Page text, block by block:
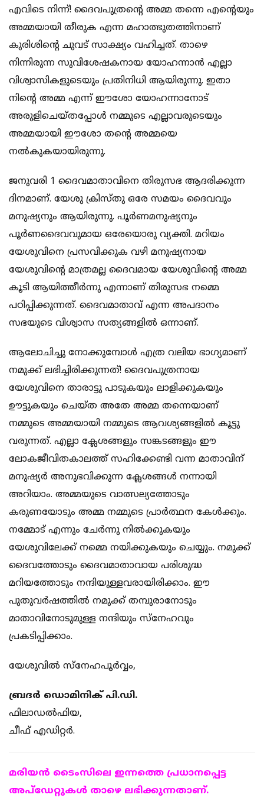
എവിടെ നിന്ന്! ദൈവപുത്രന്റെ അമ്മ തന്നെ എന്റെയും
അമ്മയായി തീരുക എന്ന മഹാത്ഭുതത്തിനാണ്
കുരിശിന്റെ ചുവട് സാക്ഷ്യം വഹിച്ചത്. താഴെ
നിന്നിരുന്ന സുവിശേഷകനായ യോഹന്നാന്‍ എല്ലാ
വിശ്വാസികളുടെയും പ്രതിനിധി ആയിരുന്നു. ഇതാ
നിന്റെ അമ്മ എന്ന് ഈശോ യോഹന്നാനോട്
അരുളിചെയ്തപ്പോള്‍ നമ്മുടെ എല്ലാവരുടെയും
അമ്മയായി ഈശോ തന്റെ അമ്മയെ
നല്‍കുകയായിരുന്നു.
ജനുവരി 1 ദൈവമാതാവിനെ തിരുസഭ ആദരിക്കുന്ന
ദിനമാണ്. യേശു ക്രിസ്തു ഒരേ സമയം ദൈവവും
മനുഷ്യനും ആയിരുന്നു. പൂര്‍ണമനുഷ്യനും
പൂര്‍ണദൈവവുമായ ഒരേയൊരു വ്യക്തി. മറിയം
യേശുവിനെ പ്രസവിക്കുക വഴി മനുഷ്യനായ
യേശുവിന്റെ മാത്രമല്ല ദൈവമായ യേശുവിന്റെ അമ്മ
കൂടി ആയിത്തീര്‍ന്നു എന്നാണ് തിരുസഭ നമ്മെ
പഠിപ്പിക്കുന്നത്. ദൈവമാതാവ് എന്ന അപദാനം
സഭയുടെ വിശ്വാസ സത്യങ്ങളില്‍ ഒന്നാണ്.
ആലോചിച്ചു നോക്കുമ്പോള്‍ എത്ര വലിയ ഭാഗ്യമാണ്
നമുക്ക് ലഭിച്ചിരിക്കുന്നത്! ദൈവപുത്രനായ
യേശുവിനെ താരാട്ടു പാടുകയും ലാളിക്കുകയും
ഊട്ടുകയും ചെയ്ത അതേ അമ്മ തന്നെയാണ്
നമ്മുടെ അമ്മയായി നമ്മുടെ ആവശ്യങ്ങളില്‍ കൂട്ടു
വരുന്നത്. എല്ലാ ക്ലേശങ്ങളും സങ്കടങ്ങളും ഈ
ലോകജീവിതകാലത്ത് സഹിക്കേണ്ടി വന്ന മാതാവിന്
മനുഷ്യര്‍ അനുഭവിക്കുന്ന ക്ലേശങ്ങള്‍ നന്നായി
അറിയാം. അമ്മയുടെ വാത്സല്യത്തോടും
കരുണയോടും അമ്മ നമ്മുടെ പ്രാര്‍ത്ഥന കേള്‍ക്കും.
നമ്മോട് എന്നും ചേര്‍ന്നു നില്‍ക്കുകയും
യേശുവിലേക്ക് നമ്മെ നയിക്കുകയും ചെയ്യും. നമുക്ക്
ദൈവത്തോടും ദൈവമാതാവായ പരിശുദ്ധ
മറിയത്തോടും നന്ദിയുള്ളവരായിരിക്കാം. ഈ
പുതുവര്‍ഷത്തില്‍ നമുക്ക് തമ്പുരാനോടും
മാതാവിനോടുമുള്ള നന്ദിയും സ്‌നേഹവും
പ്രകടിപ്പിക്കാം.
യേശുവില്‍ സ്‌നേഹപൂര്‍വ്വം,
ബ്രദര്‍ ഡൊമിനിക് പി.ഡി.
ഫിലാഡല്‍ഫിയ,
ചീഫ് എഡിറ്റര്‍.
മരിയന്‍ ടൈംസിലെ ഇന്നത്തെ പ്രധാനപ്പെട്ട
അപ്ഡേറ്റുകള്‍ താഴെ ലഭിക്കുന്നതാണ്.